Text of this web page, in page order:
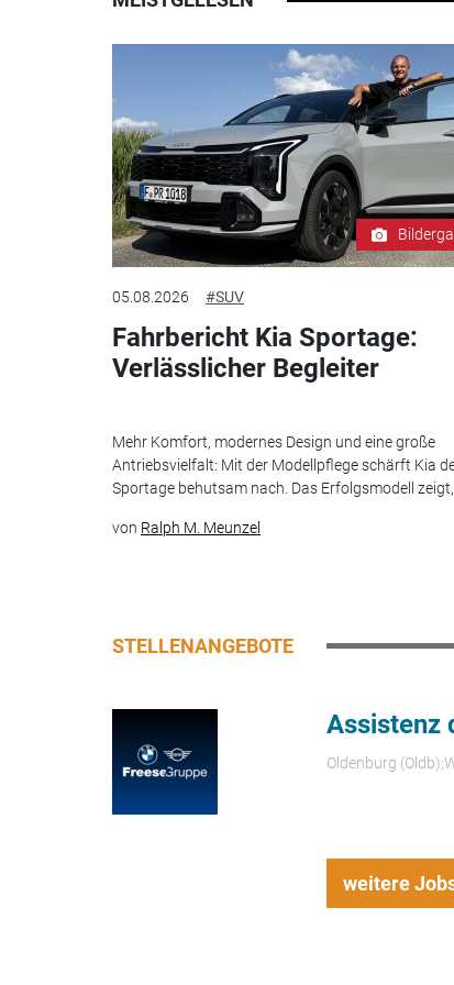
05.08.2026 #SUV
Fahrbericht Kia Sportage:
Verlässlicher Begleiter
Mehr Komfort, modernes Design und eine große
Antriebsvielfalt: Mit der Modellpflege schärft Kia
Sportage behutsam nach. Das Erfolgsmodell zeigt,
von Ralph M. Meunzel
STELLENANGEBOTE
Assistenz
Oldenburg
weitere